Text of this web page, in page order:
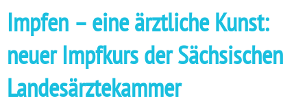
Impfen – eine ärztliche Kunst:
neuer Impfkurs der Sächsischen
Landesärztekammer